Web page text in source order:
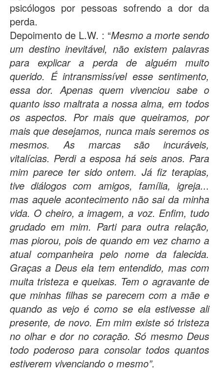
psicólogos por pessoas sofrendo a dor da
perda.
Depoimento de L.W. : “Mesmo a morte sendo
um destino inevitável, não existem palavras
para explicar a perda de alguém muito
querido. É intransmissível esse sentimento,
essa dor. Apenas quem vivenciou sabe o
quanto isso maltrata a nossa alma, em todos
os aspectos. Por mais que queiramos, por
mais que desejamos, nunca mais seremos os
mesmos. As marcas são incuráveis,
vitalícias. Perdi a esposa há seis anos. Para
mim parece ter sido ontem. Já fiz terapias,
tive diálogos com amigos, família, igreja...
mas aquele acontecimento não sai da minha
vida. O cheiro, a imagem, a voz. Enfim, tudo
grudado em mim. Parti para outra relação,
mas piorou, pois de quando em vez chamo a
atual companheira pelo nome da falecida.
Graças a Deus ela tem entendido, mas com
muita tristeza e queixas. Tem o agravante de
que minhas filhas se parecem com a mãe e
quando as vejo é como se ela estivesse ali
presente, de novo. Em mim existe só tristeza
no olhar e dor no coração. Só mesmo Deus
todo poderoso para consolar todos quantos
estiverem vivenciando o mesmo”.